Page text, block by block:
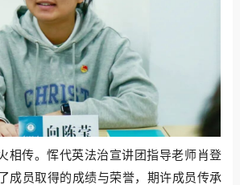
相传。恽代英法治宣讲团指导老师肖登
成员取得的成绩与荣誉，期许成员传承